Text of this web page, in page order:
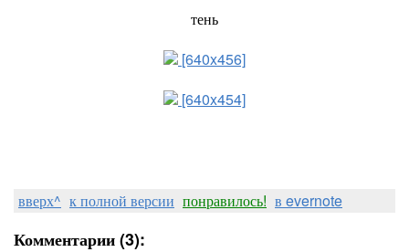
тень
[640x456]
[640x454]
вверх^ к полной версии понравилось! в evernote
Комментарии (3):